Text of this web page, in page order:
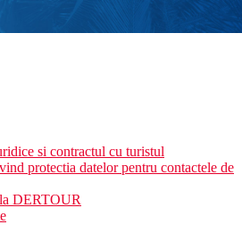
si contractul cu turistul
protectia datelor pentru contactele de
DERTOUR